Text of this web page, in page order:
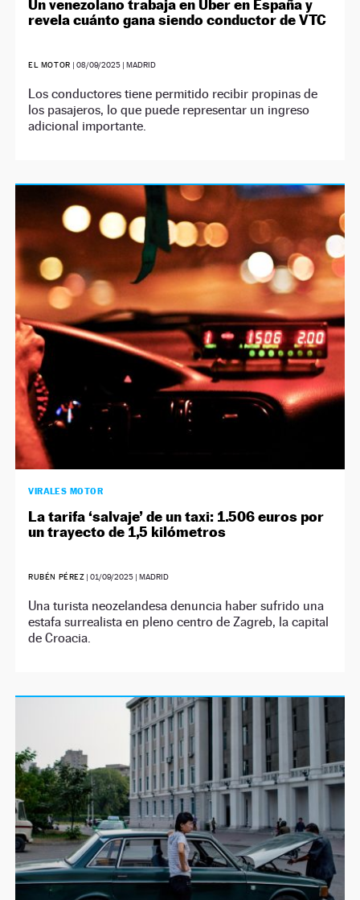
Un venezolano trabaja en Uber en España y
revela cuánto gana siendo conductor de VTC
EL MOTOR | 08/09/2025| MADRID
Los conductores tiene permitido recibir propinas de
los pasajeros, lo que puede representar un ingreso
adicional importante.
VIRALES MOTOR
La tarifa ‘salvaje’ de un taxi: 1.506 euros por
un trayecto de 1,5 kilómetros
RUBÉN PÉREZ |01/09/2025 | MADRID
Una turista neozelandesa denuncia haber sufrido una
estafa surrealista en pleno centro de Zagreb, la capital
de Croacia.